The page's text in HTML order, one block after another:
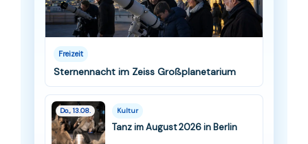
Freizeit
Sternennacht im Zeiss Großplanetarium
Do., 13.08. Kultur
Tanz im August 2026 in Berlin